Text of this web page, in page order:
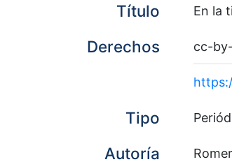
Título En la
Derechos cc-
Tipo
Autoría